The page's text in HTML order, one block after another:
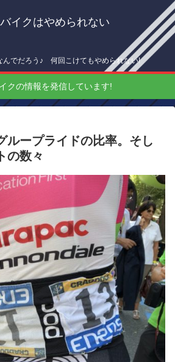
イクはやめられない
でだろう♪ 何回こけてもやめられない!
クの情報を発信しています!
ループライドの比率。そし
の数々